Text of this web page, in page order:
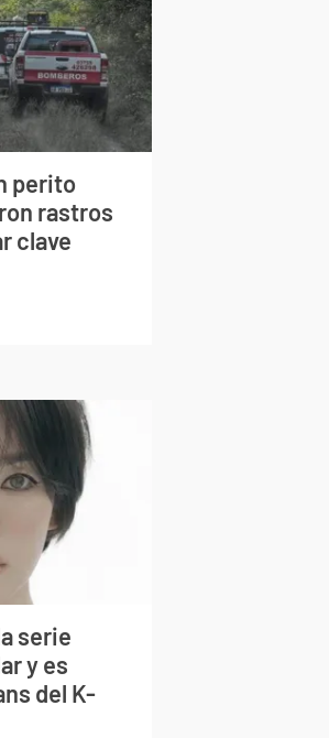
perito
rastros
clave
serie
y es
del K-